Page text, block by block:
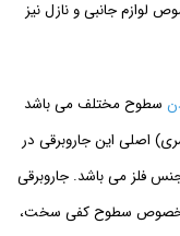
لوازم جانبی و نازل نیز
سطوح مختلف می باشد
اصلی این جاروبرقی در
فلز می باشد. جاروبرقی
نازل مخصوص سطوح کفی سخت،